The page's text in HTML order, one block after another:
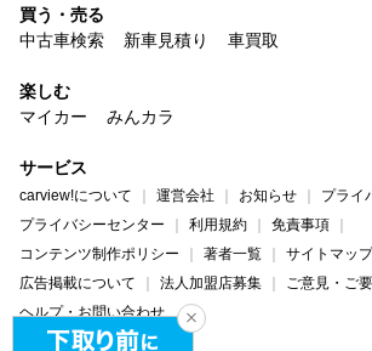
買う・売る
中古車検索
新車見積り 車買取
楽しむ
マイカー
みんカラ
サービス
carview!について 運営会社 お知らせ
プライ
プライバシーセンター
利用規約
免責事項
コンテンツ制作ポリシー
著者一覧
サイトマップ
広告掲載について
法人加盟店募集
ご意見・ご
ヘルプ・お問い合わせ